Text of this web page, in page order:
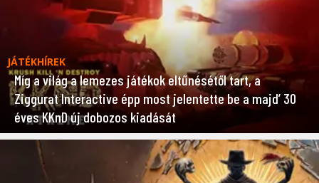
JÁTÉKHÍREK
Míg a világ a lemezes játékok eltűnésétől tart, a
Ziggurat Interactive épp most jelentette be a majd’ 30
éves KKnD új dobozos kiadását